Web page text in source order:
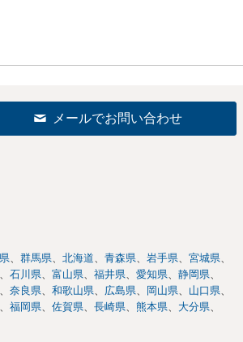
メールでお問い合わせ
群馬県 北海道 青森県 岩手県
宮城県
石川県 富山県 福井県 愛知県
静岡県
奈良県 和歌山県 広島県 岡山県
山口県
福岡県 佐賀県 長崎県 熊本県
大分県